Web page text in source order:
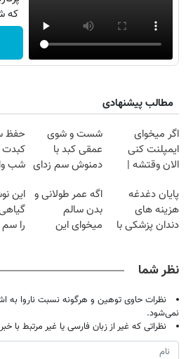
که
مطالب پیشنهادی
اگر میخوای
ایمپلنت کنی
الان وقتشه |
میلیون تومان!!!
شست و شوی
عمقی کبد با
دمنوش سم زدای
حفظ
کبدت
شب
پایان دغدغه
هزینه های
دندان پزشکی با
اگه عمر طولانی و
بدن سالم
میخوای این
این
را
نظر شما
نظرات حاوی توهین و هرگونه نسبت ناروا
نمی‌شود.
نظراتی که غیر از زبان فارسی یا غیر مرتبط با